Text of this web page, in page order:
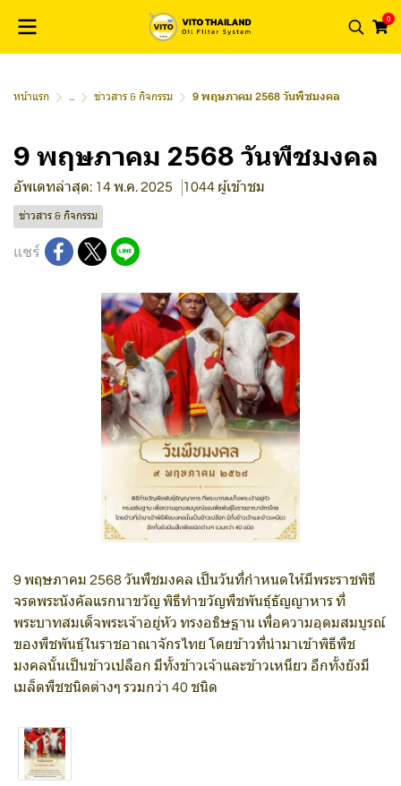
0
หน้าแรก ... ข่าวสาร & กิจกรรม 9 พฤษภาคม 2568 วันพืชมงคล
9 พฤษภาคม 2568 วันพืชมงคล
อัพเดทล่าสุด: 14 พ.ค. 2025 1044 ผู้เข้าชม
ข่าวสาร & กิจกรรม
แชร์
9 พฤษภาคม 2568 วันพืชมงคล เป็นวันที่กำหนดให้มีพระราชพิธี
จรดพระนังคัลแรกนาขวัญ พิธีทำขวัญพืชพันธุ์ธัญญาหาร ที่
พระบาทสมเด็จพระเจ้าอยู่หัว ทรงอธิษฐาน เพื่อความอุดมสมบูรณ์
ของพืชพันธุ์ในราชอาณาจักรไทย โดยข้าวที่นำมาเข้าพิธีพืช
มงคลนั้นเป็นข้าวเปลือก มีทั้งข้าวเจ้าและข้าวเหนียว อีกทั้งยังมี
เมล็ดพืชชนิดต่างๆ รวมกว่า 40 ชนิด